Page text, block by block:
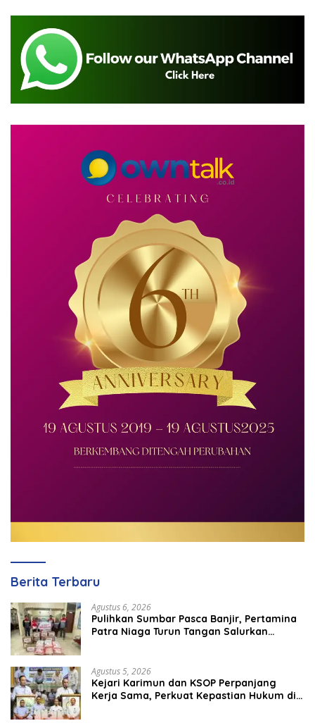
Berita Terbaru
Agustus 6, 2026
Pulihkan Sumbar Pasca Banjir, Pertamina
Patra Niaga Turun Tangan Salurkan
Agustus 5, 2026
Kejari Karimun dan KSOP Perpanjang
Kerja Sama, Perkuat Kepastian Hukum di